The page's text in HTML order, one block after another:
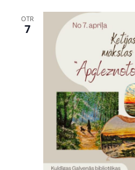
OTR
7